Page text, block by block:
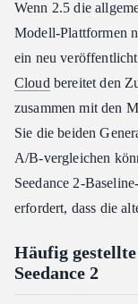
Wenn 2.5 die
Modell-Plattformen
ein neu
Cloud bereitet den
zusammen mit den
Sie die beiden
A/B-vergleichen
Seedance 2-
erfordert, dass die
Häufig gestellte
Seedance 2